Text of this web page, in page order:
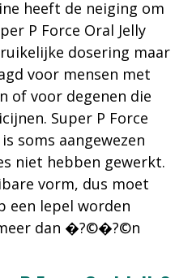
heeft de neiging om
P Force Oral Jelly
dosering maar
voor mensen met
of voor degenen die
Super P Force
soms aangewezen
niet hebben gewerkt.
vorm, dus moet
een lepel worden
dan �?©�?©n